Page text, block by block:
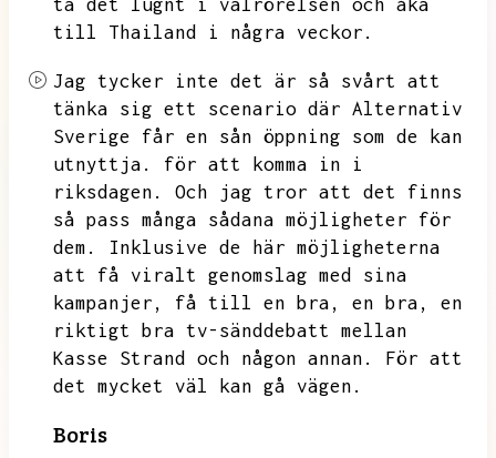
ta det lugnt i valrörelsen och åka
till Thailand i några veckor.
Jag tycker inte det är så svårt att
tänka sig ett scenario där Alternativ
Sverige får en sån öppning som de kan
utnyttja.
för att komma in i
riksdagen.
Och jag tror att det finns
så pass många sådana möjligheter för
dem.
Inklusive de här möjligheterna
att få viralt genomslag med sina
kampanjer,
få till en bra, en bra,
en
riktigt bra tv-sänddebatt mellan
Kasse Strand och någon annan.
För att
det mycket väl kan gå vägen.
Boris